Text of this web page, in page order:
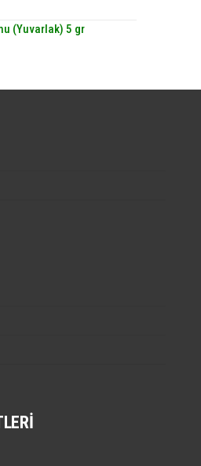
(Yuvarlak) 5 gr